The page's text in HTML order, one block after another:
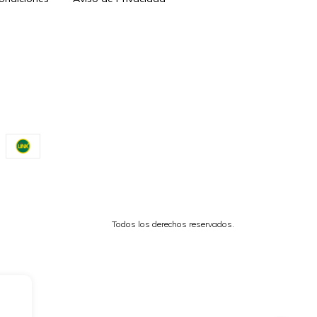
Todos los derechos reservados.